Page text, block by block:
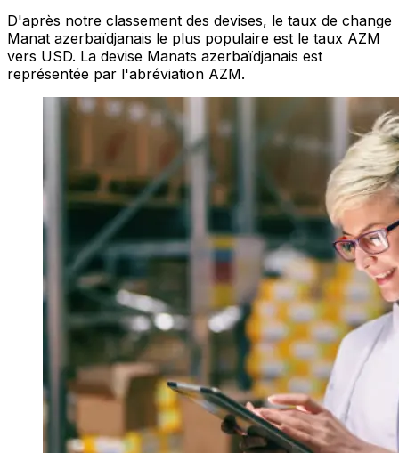
D'après notre classement des devises, le taux de change
Manat azerbaïdjanais le plus populaire est le taux AZM
vers USD. La devise Manats azerbaïdjanais est
représentée par l'abréviation AZM.